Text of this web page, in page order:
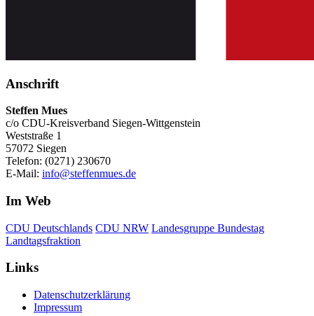
Anschrift
Steffen Mues
c/o CDU-Kreisverband Siegen-Wittgenstein
Weststraße 1
57072 Siegen
Telefon: (0271) 230670
E-Mail: info@steffenmues.de
Im Web
CDU Deutschlands CDU NRW Landesgruppe Bundestag
Landtagsfraktion
Links
Datenschutzerklärung
Impressum